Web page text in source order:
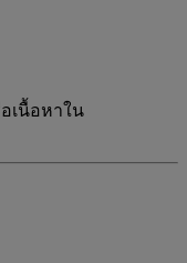
เนื้อหาใน